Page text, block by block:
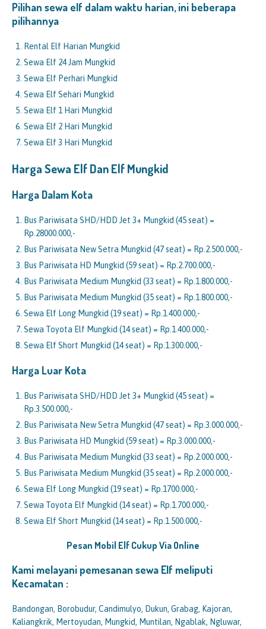
Pilihan sewa elf dalam waktu harian, ini beberapa
pilihannya
Rental Elf Harian Mungkid
Sewa Elf 24 Jam Mungkid
Sewa Elf Perhari Mungkid
Sewa Elf Sehari Mungkid
Sewa Elf 1 Hari Mungkid
Sewa Elf 2 Hari Mungkid
Sewa Elf 3 Hari Mungkid
Harga Sewa Elf Dan ElfMungkid
Harga Dalam Kota
Bus Pariwisata SHD/HDD Jet 3+ Mungkid (45 seat) =
Rp.28000.000,-
Bus Pariwisata New Setra Mungkid (47 seat) = Rp.2.500.000,-
Bus Pariwisata HD Mungkid (59 seat) = Rp.2.700.000,-
Bus Pariwisata Medium Mungkid (33 seat) = Rp.1.800.000,-
Bus Pariwisata Medium Mungkid (35 seat) = Rp.1.800.000,-
Sewa Elf Long Mungkid (19 seat) = Rp.1.400.000,-
Sewa Toyota Elf Mungkid (14 seat) = Rp.1.400.000,-
Sewa Elf Short Mungkid (14 seat) = Rp.1.300.000,-
Harga Luar Kota
Bus Pariwisata SHD/HDD Jet 3+ Mungkid (45 seat) =
Rp.3.500.000,-
Bus Pariwisata New Setra Mungkid (47 seat) = Rp.3.000.000,-
Bus Pariwisata HD Mungkid (59 seat) = Rp.3.000.000,-
Bus Pariwisata Medium Mungkid (33 seat) = Rp.2.000.000,-
Bus Pariwisata Medium Mungkid (35 seat) = Rp.2.000.000,-
Sewa Elf Long Mungkid (19 seat) = Rp.1700.000,-
Sewa Toyota Elf Mungkid (14 seat) = Rp.1.700.000,-
Sewa Elf Short Mungkid (14 seat) = Rp.1.500.000,-
Pesan Mobil Elf Cukup Via Online
Kami melayani pemesanan sewa Elf meliputi
Kecamatan :
Bandongan, Borobudur, Candimulyo, Dukun, Grabag, Kajoran,
Kaliangkrik, Mertoyudan, Mungkid, Muntilan, Ngablak, Ngluwar,